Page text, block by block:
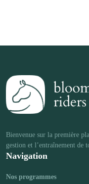
Bienvenue sur la première
Navigation
Nos programmes